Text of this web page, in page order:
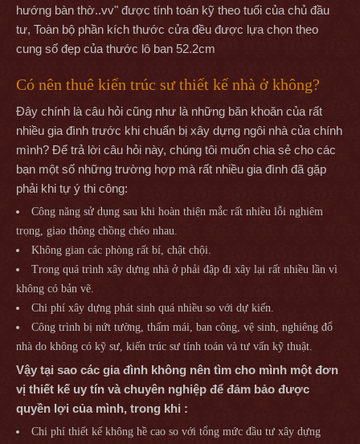
hướng bàn thờ..vv" được tính toán kỹ theo tuổi của chủ đầu
tư, Toàn bộ phần kích thước cửa đều được lựa chọn theo
cung số đẹp của thước lô ban 52.2cm
Có nên thuê kiến trúc sư thiết kế nhà ở không?
Đây chính là câu hỏi cũng như là những băn khoăn của rất
nhiều gia đình trước khi chuẩn bị xây dựng ngôi nhà của chính
mình? Để trả lời câu hỏi này, chúng tôi muốn chia sẻ cho các
bạn một số những trường hợp mà rất nhiều gia đình đã gặp
phải khi tự ý thi công:
Công năng sử dụng sau khi hoàn thiện mắc rất nhiều lỗi nghiêm
trọng, giao thông chồng chéo nhau.
Không gian các phòng rất bí, chật chội.
Trong quá trình xây dựng nhà ở phải đập đi xây lại rất nhiều lần vì
không có bản vẽ.
Chi phí xây dựng phát sinh quá nhiều so với dự kiến.
Công trình bị nứt tường, thấm mái, ban công, vệ sinh, nghiêng đổ
nhà do không có kỹ sư, kiến trúc sư tính toán và tư vấn kỹ thuật.
Vậy tại sao các gia đình không nên tìm cho mình một đơn
vị thiết kế uy tín và chuyên nghiệp để đảm bảo được
quyền lợi của mình, trong khi :
Chi phí thiết kế không hề cao so với tổng mức đầu tư xây dựng